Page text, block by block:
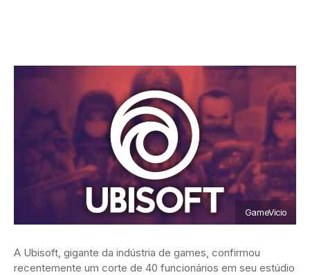
GameVicio
A Ubisoft, gigante da indústria de games, confirmou
recentemente um corte de 40 funcionários em seu estúdio